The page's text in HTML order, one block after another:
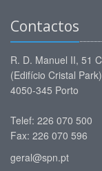
Contactos
R. D. Manuel II, 51
(Edifício Cristal Park)
4050-345 Porto
Telef: 226 070 500
Fax: 226 070 596
geral@spn.pt